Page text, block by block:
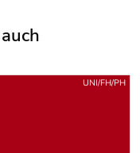
UNI/FH/PH